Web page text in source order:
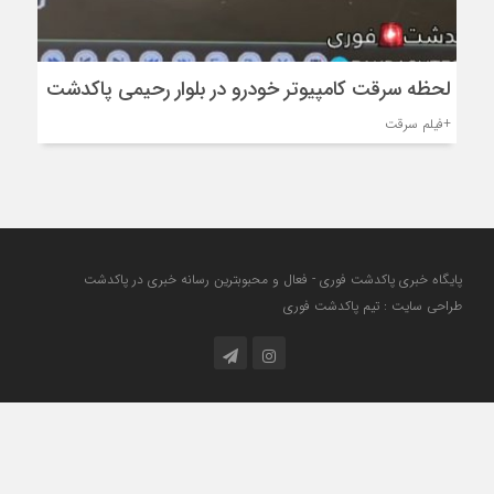
لحظه سرقت کامپیوتر خودرو در بلوار رحیمی پاکدشت
+فیلم سرقت
پایگاه خبری پاکدشت فوری - فعال و محبوبترین رسانه خبری در پاکدشت
طراحی سایت : تیم پاکدشت فوری